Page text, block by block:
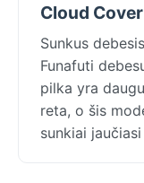
Cloud
Sunkus
Funafuti
pilka yra
reta, o šis
sunkiai